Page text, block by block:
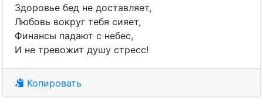
Здоровье бед не доставляет,
Любовь вокруг тебя сияет,
Финансы падают с небес,
И не тревожит душу стресс!
Копировать